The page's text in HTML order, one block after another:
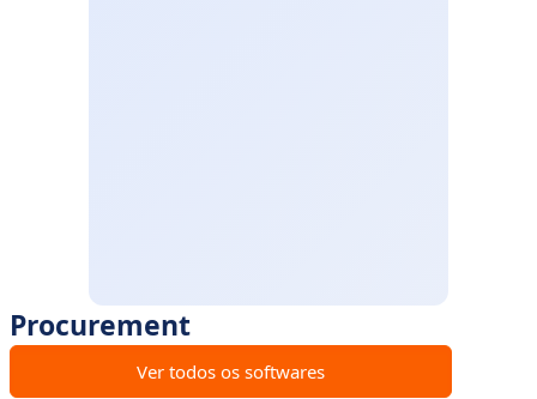
Procurement
Ver todos os softwares